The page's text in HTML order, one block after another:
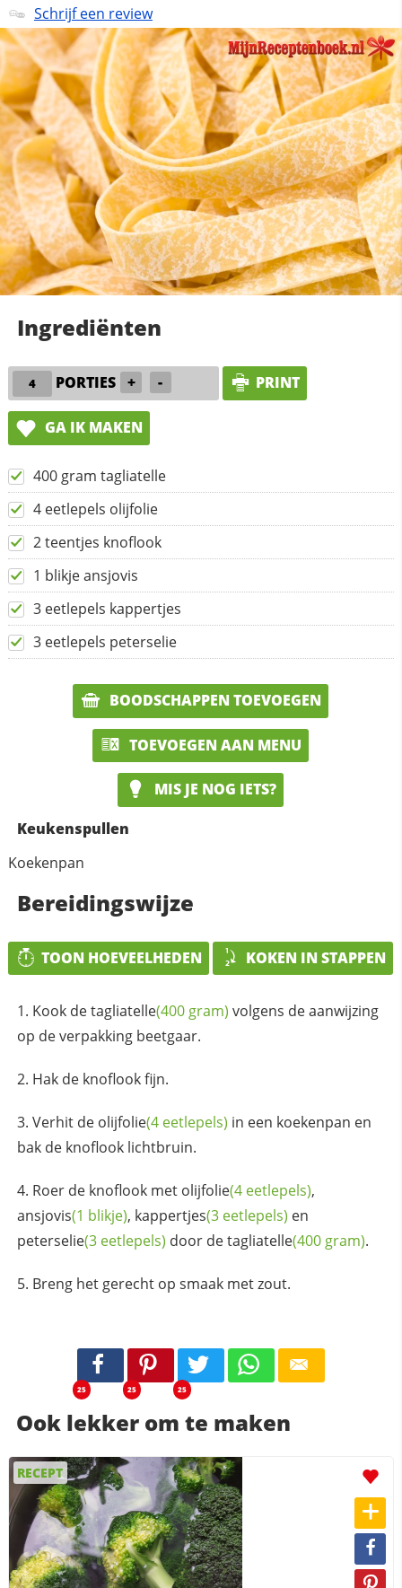
Schrijf een review
Ingrediënten
PORTIES + - PRINT
GA IK MAKEN
400 gram tagliatelle
4 eetlepels olijfolie
2 teentjes knoflook
1 blikje ansjovis
3 eetlepels kappertjes
3 eetlepels peterselie
BOODSCHAPPEN TOEVOEGEN
TOEVOEGEN AAN MENU
MIS JE NOG IETS?
Keukenspullen
Koekenpan
Bereidingswijze
TOON HOEVEELHEDEN KOKEN IN STAPPEN
Kook detagliatelle(400 gram) volgens de aanwijzing
op de verpakking beetgaar.
Hak de knoflook fijn.
Verhit de olijfolie(4 eetlepels) in een koekenpan en
bak de knoflook lichtbruin.
Roer de knoflook met olijfolie(4 eetlepels),
ansjovis(1 blikje), kappertjes(3 eetlepels) en
peterselie(3 eetlepels) door detagliatelle(400 gram).
Breng het gerecht op smaak met zout.
25 25 25
Ook lekker om te maken
RECEPT